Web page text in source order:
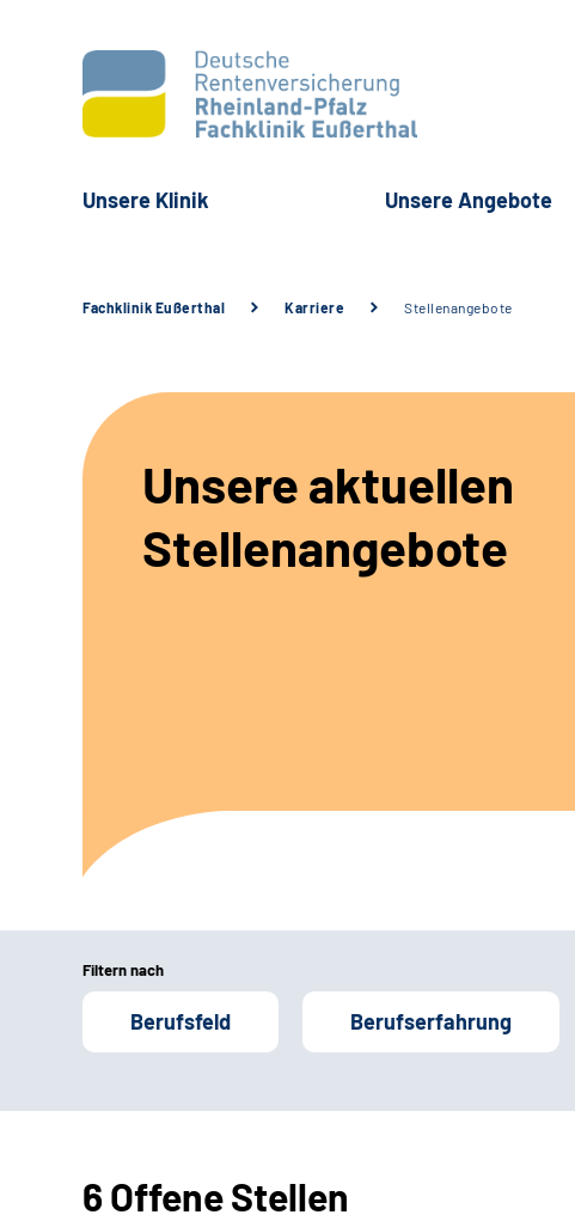
Unsere Klinik Unsere Angebote
Fachklinik Eußerthal Karriere Stellenangebote
Unsere aktuellen
Stellenangebote
Filtern nach
Berufsfeld Berufserfahrung
6 Offene Stellen